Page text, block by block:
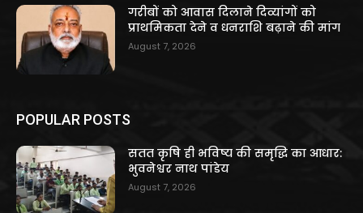
गरीबों को आवास दिलाने दिव्यांगों को
प्राथमिकता देने व धनराशि बढ़ाने की मांग
August 7, 2026
POPULAR POSTS
सतत कृषि ही भविष्य की समृद्धि का आधार:
भुवनेश्वर नाथ पांडेय
August 7, 2026